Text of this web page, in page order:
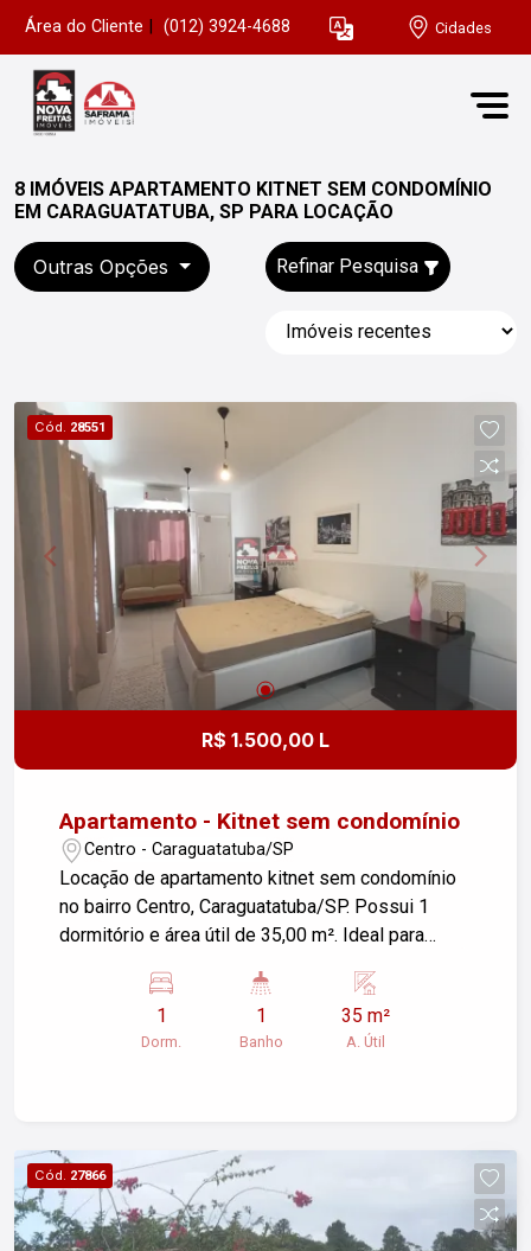
Área do Cliente (012) 3924-4688 Cidades
8 IMÓVEIS APARTAMENTO KITNET SEM CONDOMÍNIO
EM CARAGUATATUBA, SP PARA LOCAÇÃO
Outras Opções Refinar Pesquisa
Cód. 28551
R$ 1.500,00 L
Apartamento - Kitnet sem condomínio
Centro - Caraguatatuba/SP
Locação de apartamento kitnet sem condomínio
no bairro Centro, Caraguatatuba/SP. Possui 1
dormitório e área útil de 35,00 m². Ideal para
localização central. Para mais informações, entre
1
Dorm.
1
Banho
35 m²
A. Útil
Cód. 27866